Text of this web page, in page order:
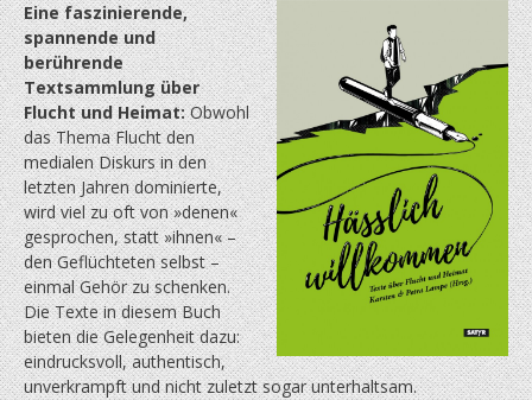
Eine faszinierende,
spannende und
berührende
Textsammlung über
Flucht und Heimat:Obwohl
das Thema Flucht den
medialen Diskurs in den
letzten Jahren dominierte,
wird viel zu oft von »denen«
gesprochen, statt »ihnen« –
den Geflüchteten selbst –
einmal Gehör zu schenken.
Die Texte in diesem Buch
bieten die Gelegenheit dazu:
eindrucksvoll, authentisch,
unverkrampft und nicht zuletzt sogar unterhaltsam.